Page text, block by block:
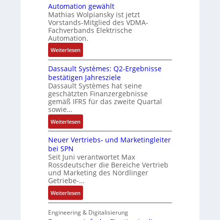
-
u
n
d
A
n
l
a
g
e
n
a
u
P
o
s
i
t
i
v
e
u
r
n
-
K
i
t
E
n
c
o
d
e
r
L
a
s
e
r
i
a
n
g
l
a
t
o
n
I
T
-
R
ü
c
k
g
r
a
t
r
F
b
r
i
k
Automation gewählt
Mathias Wolpiansky ist jetzt
Vorstands-Mitglied des VDMA-
Fachverbands Elektrische
Automation.
Weiterlesen:
R
o
s
e
S
y
s
t
e
m
e
c
i
-
Dassault Systèmes: Q2-Ergebnisse
bestätigen Jahresziele
Dassault Systèmes hat seine
geschätzten Finanzergebnisse
gemäß IFRS für das zweite Quartal
sowie…
Weiterlesen:
D
a
s
a
u
l
t
S
y
Neuer Vertriebs- und Marketingleiter
bei SPN
Seit Juni verantwortet Max
Rossdeutscher die Bereiche Vertrieb
und Marketing des Nördlinger
Getriebe-…
Weiterlesen:
N
e
Engineering & Digitalisierung